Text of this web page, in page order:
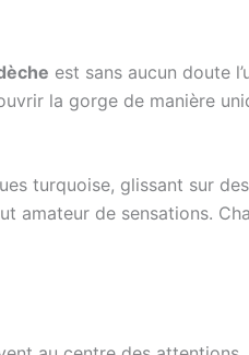
est sans aucun doute
la gorge de manière
turquoise, glissant sur
amateur de sensations.